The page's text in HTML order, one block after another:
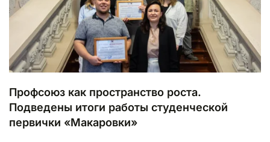
Профсоюз как пространство роста.
Подведены итоги работы студенческой
первички «Макаровки»